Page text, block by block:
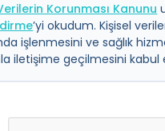
Korunması Kanunu
’yi okudum. Kişisel
işlenmesini ve sağlık
iletişime geçilmesini kabul